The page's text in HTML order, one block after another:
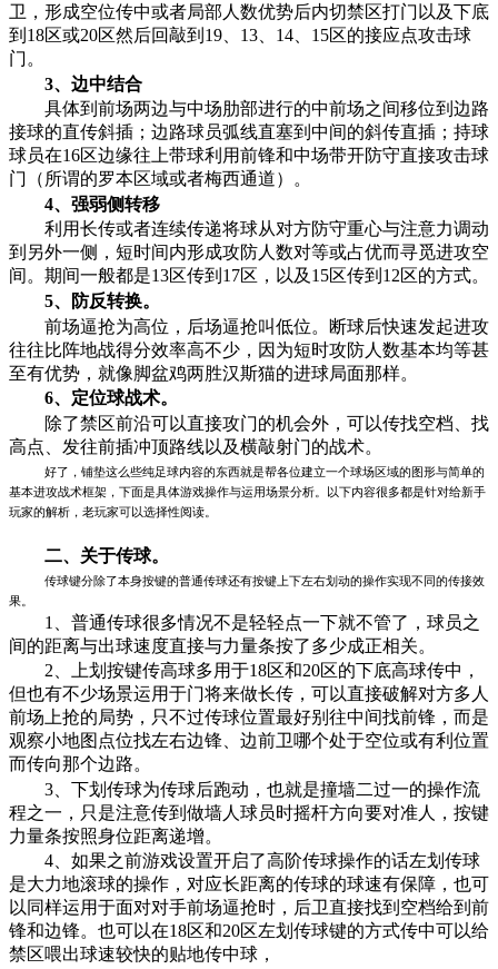
卫，形成空位传中或者局部人数优势后内切禁区打门以及下底
到18区或20区然后回敲到19、13、14、15区的接应点攻击球
门。
3、边中结合
具体到前场两边与中场肋部进行的中前场之间移位到边路
接球的直传斜插；边路球员弧线直塞到中间的斜传直插；持球
球员在16区边缘往上带球利用前锋和中场带开防守直接攻击球
门（所谓的罗本区域或者梅西通道）。
4、强弱侧转移
利用长传或者连续传递将球从对方防守重心与注意力调动
到另外一侧，短时间内形成攻防人数对等或占优而寻觅进攻空
间。期间一般都是13区传到17区，以及15区传到12区的方式。
5、防反转换。
前场逼抢为高位，后场逼抢叫低位。断球后快速发起进攻
往往比阵地战得分效率高不少，因为短时攻防人数基本均等甚
至有优势，就像脚盆鸡两胜汉斯猫的进球局面那样。
6、定位球战术。
除了禁区前沿可以直接攻门的机会外，可以传找空档、找
高点、发往前插冲顶路线以及横敲射门的战术。
好了，铺垫这么些纯足球内容的东西就是帮各位建立一个球场区域的图形与简单的
基本进攻战术框架，下面是具体游戏操作与运用场景分析。以下内容很多都是针对给新手
玩家的解析，老玩家可以选择性阅读。
二、关于传球。
传球键分除了本身按键的普通传球还有按键上下左右划动的操作实现不同的传接效
果。
1、普通传球很多情况不是轻轻点一下就不管了，球员之
间的距离与出球速度直接与力量条按了多少成正相关。
2、上划按键传高球多用于18区和20区的下底高球传中，
但也有不少场景运用于门将来做长传，可以直接破解对方多人
前场上抢的局势，只不过传球位置最好别往中间找前锋，而是
观察小地图点位找左右边锋、边前卫哪个处于空位或有利位置
而传向那个边路。
3、下划传球为传球后跑动，也就是撞墙二过一的操作流
程之一，只是注意传到做墙人球员时摇杆方向要对准人，按键
力量条按照身位距离递增。
4、如果之前游戏设置开启了高阶传球操作的话左划传球
是大力地滚球的操作，对应长距离的传球的球速有保障，也可
以同样运用于面对对手前场逼抢时，后卫直接找到空档给到前
锋和边锋。也可以在18区和20区左划传球键的方式传中可以给
禁区喂出球速较快的贴地传中球，